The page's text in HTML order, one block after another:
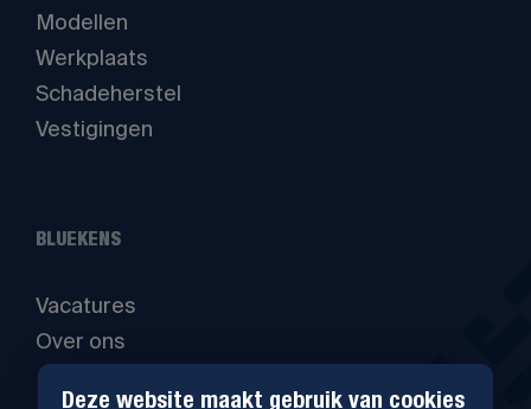
Deze website maakt gebruik van cookies
Modellen
Werkplaats
Schadeherstel
Vestigingen
BLUEKENS
Vacatures
Over ons